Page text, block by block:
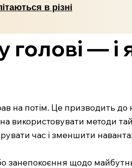
в різні
— і
на потім. Це призводить до
використовувати методи
час і зменшити
щодо